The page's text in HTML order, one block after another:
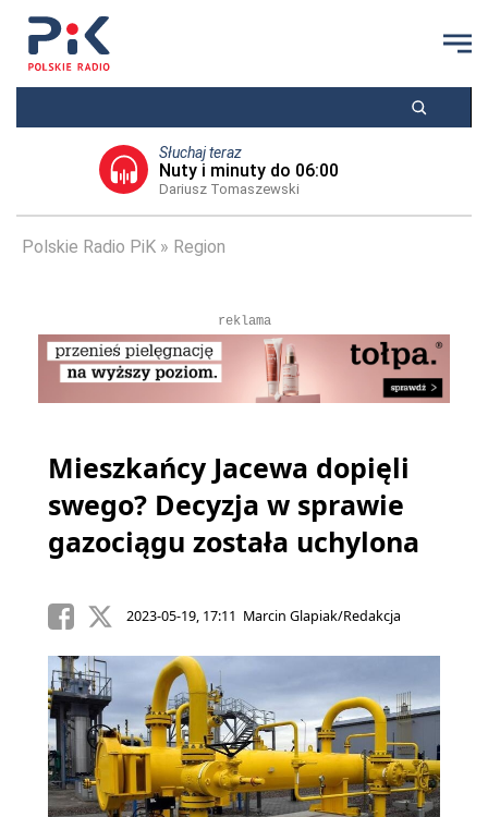
Słuchaj teraz
Nuty i minuty do 06:00
Dariusz Tomaszewski
Polskie Radio PiK Region
reklama
Mieszkańcy Jacewa dopięli
swego? Decyzja w sprawie
gazociągu została uchylona
2023-05-19, 17:11 Marcin Glapiak/Redakcja